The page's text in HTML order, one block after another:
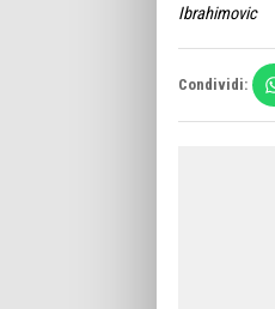
Ibrahimovic
Condividi: